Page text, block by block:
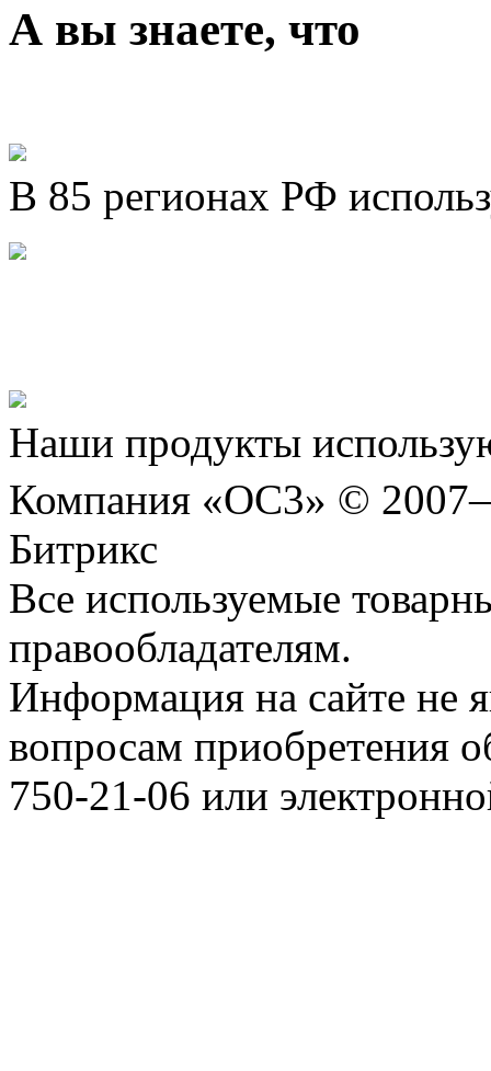
А вы знаете, что
В 85 регионах РФ
Наши продукты
Компания «ОС3» ©
Битрикс
Все используемые
правообладателям.
Информация на сайте не
вопросам приобретения
750-21-06 или